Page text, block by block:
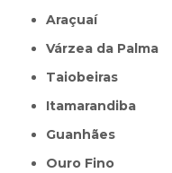
Araçuaí
Várzea da Palma
Taiobeiras
Itamarandiba
Guanhães
Ouro Fino